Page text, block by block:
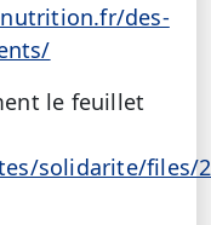
des-
le feuillet
solidarite/files/